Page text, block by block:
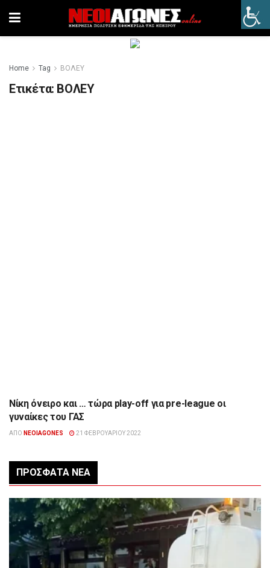
Home Tag ΒΟΛΕΥ
Ετικέτα: ΒΟΛΕΥ
ΑΘΛΗΤΙΣΜΌΣ
Νίκη όνειρο και … τώρα play-off για pre-league οι
γυναίκες του ΓΑΣ
ΑΠΌ NEOIAGONES 21 ΦΕΒΡΟΥΑΡΊΟΥ 2022
ΠΡΌΣΦΑΤΑ ΝΈΑ